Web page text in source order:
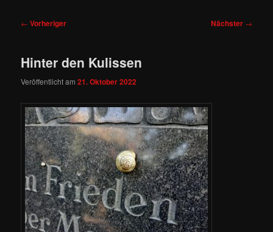
springen
Beitragsnavigation
← Vorheriger Nächster →
Hinter den Kulissen
Veröffentlicht am21. Oktober 2022